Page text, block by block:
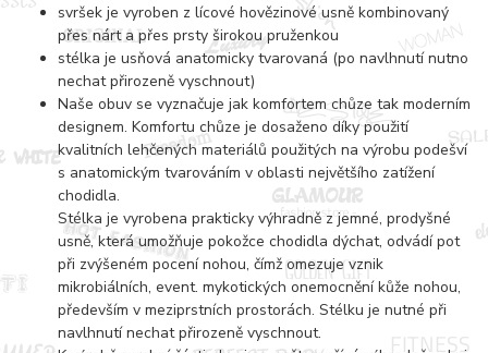
svršek je vyroben z lícové hovězinové usně kombinovaný
přes nárt a přes prsty širokou pruženkou
stélka je usňová anatomicky tvarovaná (po navlhnutí nutno
nechat přirozeně vyschnout)
Naše obuv se vyznačuje jak komfortem chůze tak moderním
designem. Komfortu chůze je dosaženo díky použití
kvalitních lehčených materiálů použitých na výrobu podešví
s anatomickým tvarováním v oblasti největšího zatížení
chodidla.
Stélka je vyrobena prakticky výhradně z jemné, prodyšné
usně, která umožňuje pokožce chodidla dýchat, odvádí pot
při zvýšeném pocení nohou, čímž omezuje vznik
mikrobiálních, event. mykotických onemocnění kůže nohou,
především v meziprstních prostorách. Stélku je nutné při
navlhnutí nechat přirozeně vyschnout.